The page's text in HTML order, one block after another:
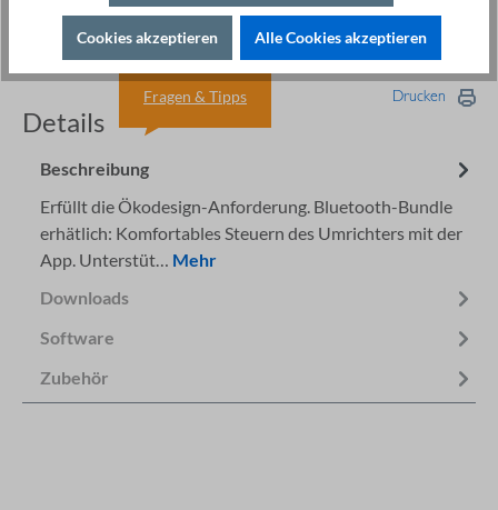
Details
Fragen & Tipps Drucken
Beschreibung
Erfüllt die Ökodesign-Anforderung. Bluetooth-Bundle
erhätlich: Komfortables Steuern des Umrichters mit der
App. Unterstüt… Mehr
Downloads
Software
Zubehör
Cookies akzeptieren Alle Cookies akzeptieren